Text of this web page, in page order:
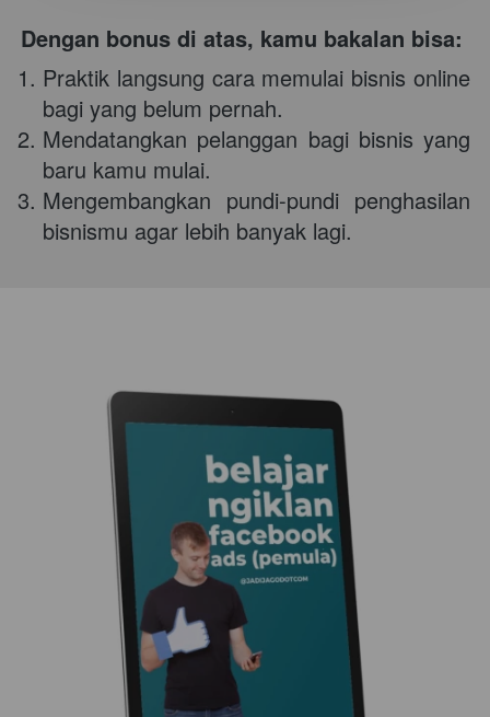
Dengan bonus di atas, kamu bakalan bisa:
Praktik langsung cara memulai bisnis online
bagi yang belum pernah.
Mendatangkan pelanggan bagi bisnis yang
baru kamu mulai.
Mengembangkan pundi-pundi penghasilan
bisnismu agar lebih banyak lagi.